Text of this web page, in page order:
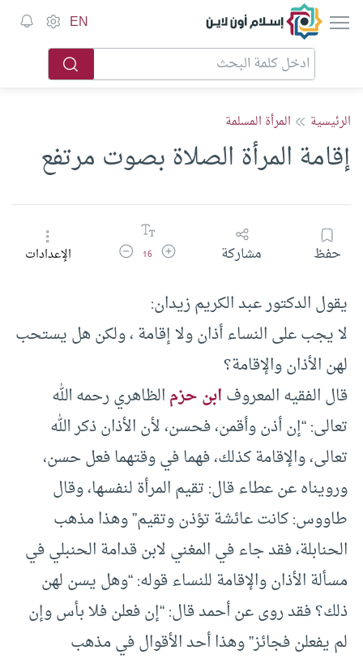
إسلام أون لاين EN
الرئيسية المرأة المسلمة
إقامة المرأة الصلاة بصوت مرتفع
حفظ مشاركة زيادة حجم الخط
16 تقليل حجم الخطالإعدادات
يقول الدكتور عبد الكريم زيدان:
لا يجب على النساء أذان ولا إقامة ، ولكن هل يستحب
لهن الأذان والإقامة؟
قال الفقيه المعروفابن حزمالظاهري رحمه الله
تعالى: “إن أذن وأقمن، فحسن، لأن الأذان ذكر الله
تعالى، والإقامة كذلك، فهما في وقتهما فعل حسن،
ورويناه عن عطاء قال: تقيم المرأة لنفسها، وقال
طاووس: كانت عائشة تؤذن وتقيم” وهذا مذهب
الحنابلة، فقد جاء في المغني لابن قدامة الحنبلي في
مسألة الأذان والإقامة للنساء قوله: “وهل يسن لهن
ذلك؟ فقد روى عن أحمد قال: “إن فعلن فلا بأس وإن
لم يفعلن فجائز” وهذا أحد الأقوال في مذهب